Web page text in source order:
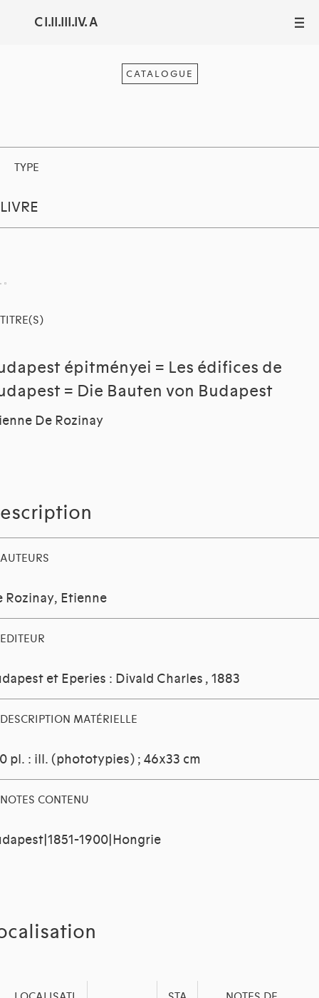
C I.II.III.IV. A III
CATALOGUE
TYPE
LIVRE
TITRE(S)
épitményei = Les édifices de
= Die Bauten von Budapest
De Rozinay
AUTEURS
Rozinay, Etienne
EDITEUR
et Eperies : Divald Charles , 1883
DESCRIPTION MATÉRIELLE
pl. : ill. (phototypies) ; 46x33 cm
NOTES CONTENU
1900|Hongrie